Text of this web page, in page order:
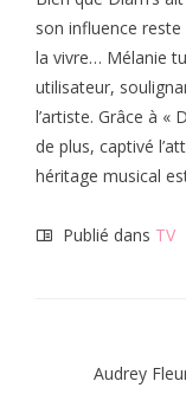
son influence reste
la vivre… Mélanie
utilisateur,
l’artiste. Grâce à «
de plus, captivé
héritage musical
Publié dans TV
Audrey